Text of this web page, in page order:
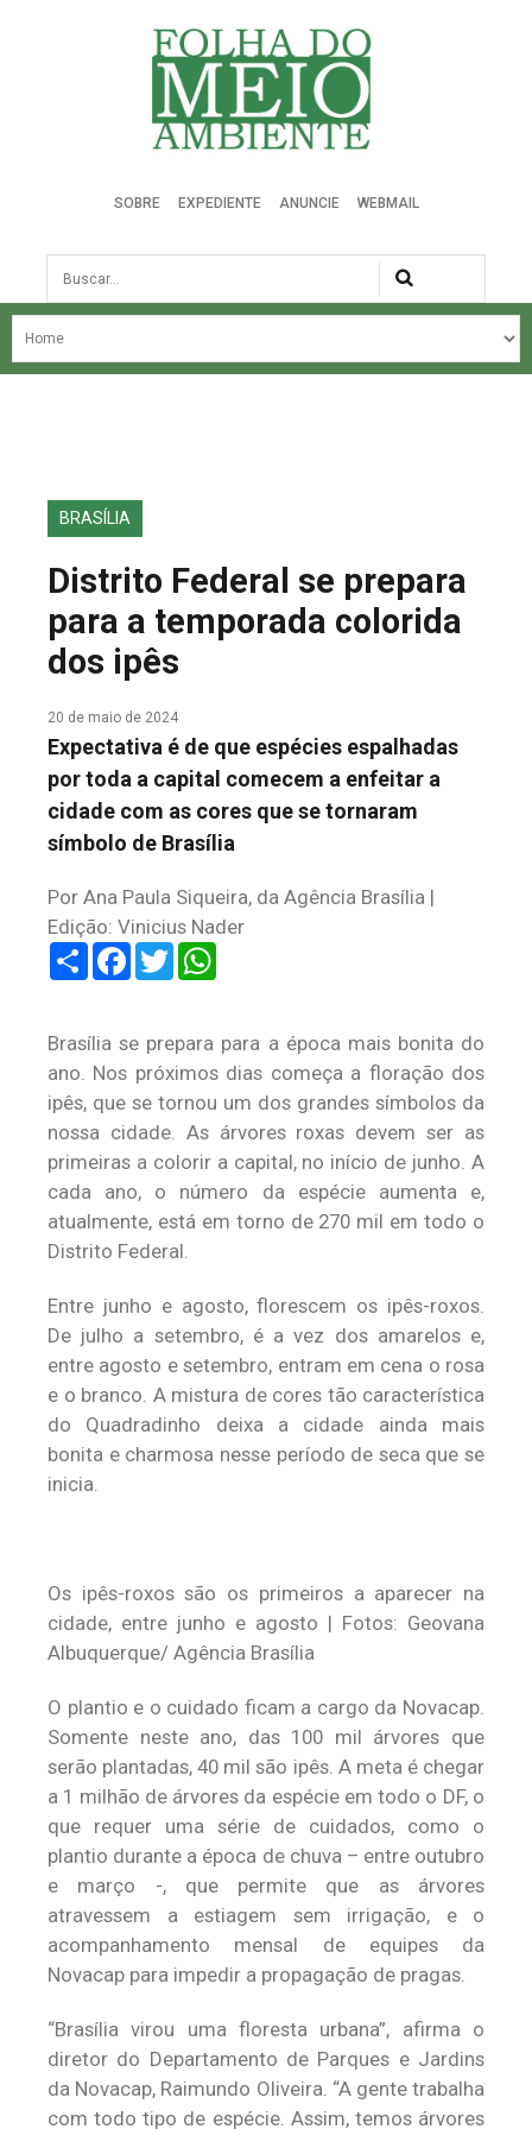
Folha do Meio Ambiente
SOBRE EXPEDIENTE ANUNCIE WEBMAIL
Busca
NOSSA HISTÓRIA
EDIÇÕES ANTERIORES
FALE CONOSCO
BRASÍLIA
Distrito Federal se prepara
para a temporada colorida
dos ipês
20 de maio de 2024
Expectativa é de que espécies espalhadas
por toda a capital comecem a enfeitar a
cidade com as cores que se tornaram
símbolo de Brasília
Por Ana Paula Siqueira, da Agência Brasília |
Edição: Vinicius Nader
ShareFacebook
Twitter
Brasília se prepara para a época mais bonita do
ano. Nos próximos dias começa a floração dos
ipês, que se tornou um dos grandes símbolos da
nossa cidade. As árvores roxas devem ser as
primeiras a colorir a capital, no início de junho. A
cada ano, o número da espécie aumenta e,
atualmente, está em torno de 270 mil em todo o
Distrito Federal.
Entre junho e agosto, florescem os ipês-roxos.
De julho a setembro, é a vez dos amarelos e,
entre agosto e setembro, entram em cena o rosa
e o branco. A mistura de cores tão característica
do Quadradinho deixa a cidade ainda mais
bonita e charmosa nesse período de seca que se
inicia.
Os ipês-roxos são os primeiros a aparecer na
cidade, entre junho e agosto | Fotos: Geovana
Albuquerque/ Agência Brasília
O plantio e o cuidado ficam a cargo da Novacap.
Somente neste ano, das 100 mil árvores que
serão plantadas, 40 mil são ipês. A meta é chegar
a 1 milhão de árvores da espécie em todo o DF, o
que requer uma série de cuidados, como o
plantio durante a época de chuva – entre outubro
e março -, que permite que as árvores
atravessem a estiagem sem irrigação, e o
acompanhamento mensal de equipes da
Novacap para impedir a propagação de pragas.
“Brasília virou uma floresta urbana”, afirma o
diretor do Departamento de Parques e Jardins
da Novacap, Raimundo Oliveira. “A gente trabalha
com todo tipo de espécie. Assim, temos árvores